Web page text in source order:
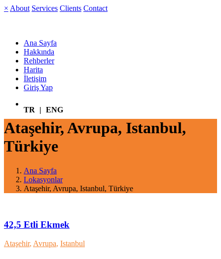
× About Services Clients Contact
Ana Sayfa
Hakkında
Rehberler
Harita
İletişim
Giriş Yap
TR | ENG
Ataşehir, Avrupa, Istanbul,
Türkiye
Ana Sayfa
Lokasyonlar
Ataşehir, Avrupa, Istanbul, Türkiye
42,5 Etli Ekmek
Ataşehir, Avrupa, Istanbul